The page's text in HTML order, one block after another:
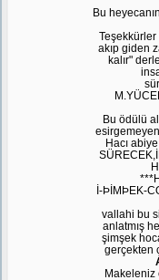
Bu
Teşekkürler
akıp giden
kalır"
Bu ödülü
Hacı
İ-ÞİMÞEK-
vallahi bu
anlatmış
şimşek
gerçekten
Makeleniz